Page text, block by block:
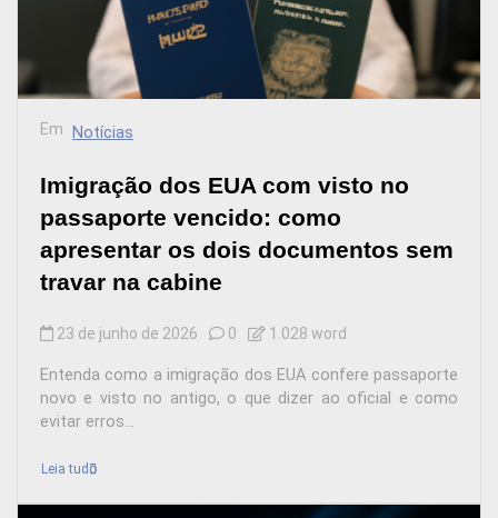
Em Notícias
Imigração dos EUA com visto no
passaporte vencido: como
apresentar os dois documentos sem
travar na cabine
23 de junho de 2026 0 1.028 word
Entenda como a imigração dos EUA confere passaporte
novo e visto no antigo, o que dizer ao oficial e como
evitar erros...
Leia tudo